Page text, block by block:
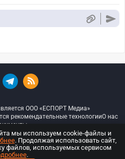
ООО «ЕСПОРТ Медиа»
рекомендательные технологииО нас
— Все права защищены
мы используем cookie-файлы и
. Продолжая использовать сайт,
файлов, используемых сервисом
.